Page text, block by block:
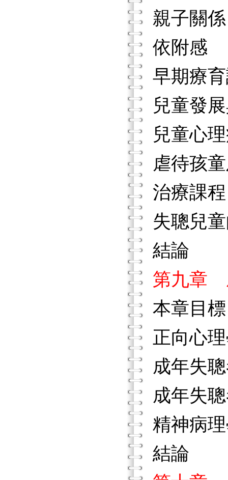
親子關係
依附感
早期療
兒童發
兒童心
虐待孩
治療課程
失聰兒
結論
第九章
本章目標
正向心
成年失
成年失
精神病
結論